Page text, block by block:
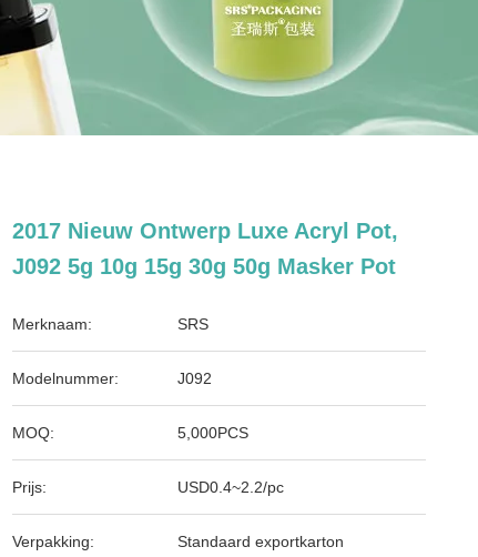
2017 Nieuw Ontwerp Luxe Acryl Pot,
J092 5g 10g 15g 30g 50g Masker Pot
Merknaam: SRS
Modelnummer: J092
MOQ: 5,000PCS
Prijs: USD0.4~2.2/pc
Verpakking: Standaard exportkarton